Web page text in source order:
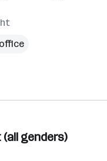
genders)